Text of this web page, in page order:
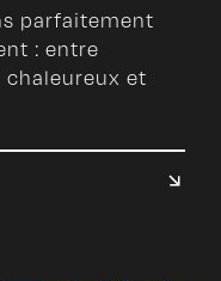
parfaitement
: entre
chaleureux et